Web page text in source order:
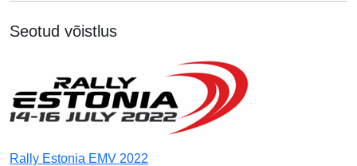
Seotud võistlus
Rally Estonia EMV 2022